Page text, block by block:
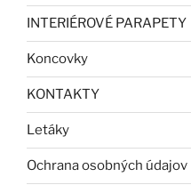
INTERIÉROVÉ PARAPETY
Koncovky
KONTAKTY
Letáky
Ochrana osobných údajov